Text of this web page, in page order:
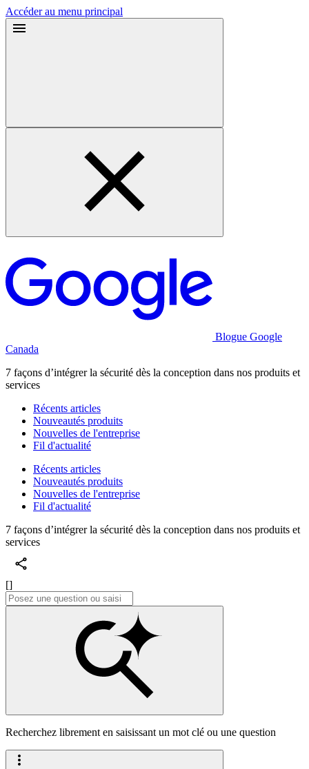
Accéder au menu principal
Blogue Google
Canada
7 façons d’intégrer la sécurité dès la conception dans nos produits et
services
Récents articles
Nouveautés produits
Nouvelles de l'entreprise
Fil d'actualité
Récents articles
Nouveautés produits
Nouvelles de l'entreprise
Fil d'actualité
7 façons d’intégrer la sécurité dès la conception dans nos produits et
services
[]
Recherchez librement en saisissant un mot clé ou une question